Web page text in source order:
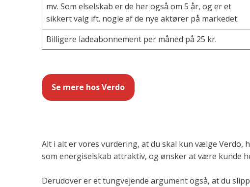
mv. Som elselskab er de her også om 5 år, og er et
sikkert valg ift. nogle af de nye aktører på markedet.
Billigere ladeabonnement per måned på 25 kr.
Se mere hos Verdo
Alt i alt er vores vurdering, at du skal kun vælge Verdo,
som energiselskab attraktiv, og ønsker at være kunde
Derudover er et tungvejende argument også, at du